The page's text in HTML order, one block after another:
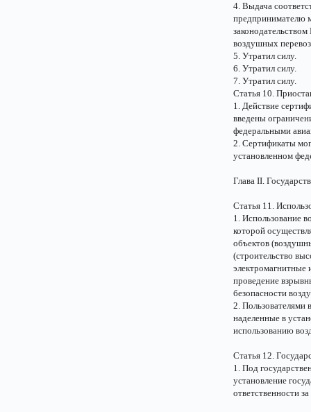
4. Выдача
предпринимателю
воздушных
5. Утратил силу.
6. Утратил силу.
7. Утратил силу.
Статья 10.
1. Действие
введены
федеральными
2. Сертификаты
установленном
Глава II.
Статья 11.
1. Использование
которой
объектов
(строительство
проведение
безопасности
2. Пользователями
наделенные в
использованию
Статья 12.
1. Под
установление
ответственности